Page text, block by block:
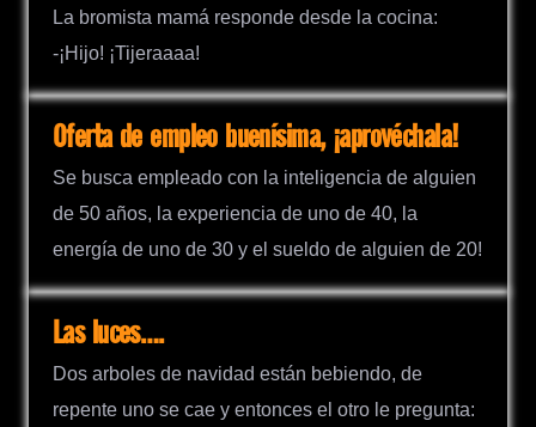
La bromista mamá responde desde la cocina:
-¡Hijo! ¡Tijeraaaa!
Oferta de empleo buenísima, ¡aprovéchala!
Se busca empleado con la inteligencia de alguien
de 50 años, la experiencia de uno de 40, la
energía de uno de 30 y el sueldo de alguien de 20!
Las luces….
Dos arboles de navidad están bebiendo, de
repente uno se cae y entonces el otro le pregunta: